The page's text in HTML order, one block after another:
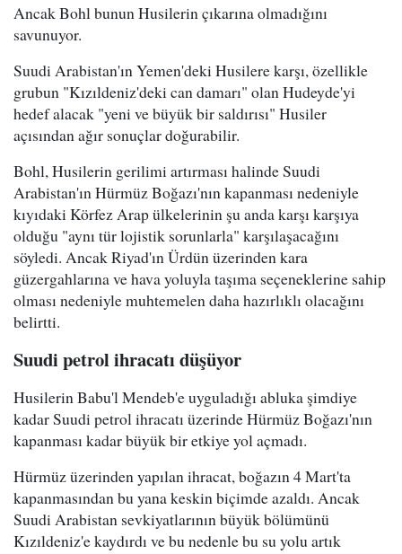
Ancak Bohl bunun Husilerin çıkarına olmadığını
savunuyor.
Suudi Arabistan'ın Yemen'deki Husilere karşı, özellikle
grubun "Kızıldeniz'deki can damarı" olan Hudeyde'yi
hedef alacak "yeni ve büyük bir saldırısı" Husiler
açısından ağır sonuçlar doğurabilir.
Bohl, Husilerin gerilimi artırması halinde Suudi
Arabistan'ın Hürmüz Boğazı'nın kapanması nedeniyle
kıyıdaki Körfez Arap ülkelerinin şu anda karşı karşıya
olduğu "aynı tür lojistik sorunlarla" karşılaşacağını
söyledi. Ancak Riyad'ın Ürdün üzerinden kara
güzergahlarına ve hava yoluyla taşıma seçeneklerine sahip
olması nedeniyle muhtemelen daha hazırlıklı olacağını
belirtti.
Suudi petrol ihracatı düşüyor
Husilerin Babu'l Mendeb'e uyguladığı abluka şimdiye
kadar Suudi petrol ihracatı üzerinde Hürmüz Boğazı'nın
kapanması kadar büyük bir etkiye yol açmadı.
Hürmüz üzerinden yapılan ihracat, boğazın 4 Mart'ta
kapanmasından bu yana keskin biçimde azaldı. Ancak
Suudi Arabistan sevkiyatlarının büyük bölümünü
Kızıldeniz'e kaydırdı ve bu nedenle bu su yolu artık